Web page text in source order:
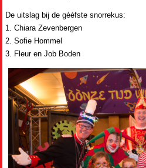
De uitslag bij de gèèfste snorrekus:
1. Chiara Zevenbergen
2. Sofie Hommel
3. Fleur en Job Boden